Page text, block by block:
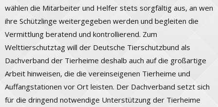
wählen die Mitarbeiter und Helfer stets sorgfältig aus, an wen
ihre Schützlinge weitergegeben werden und begleiten die
Vermittlung beratend und kontrollierend. Zum
Welttierschutztag will der Deutsche Tierschutzbund als
Dachverband der Tierheime deshalb auch auf die großartige
Arbeit hinweisen, die die vereinseigenen Tierheime und
Auffangstationen vor Ort leisten. Der Dachverband setzt sich
für die dringend notwendige Unterstützung der Tierheime